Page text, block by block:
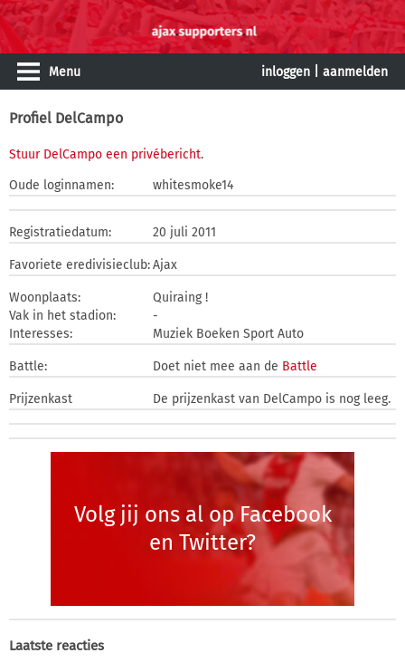
Menu inloggen aanmelden
Profiel DelCampo
Stuur DelCampo een privébericht.
Oude loginnamen:
whitesmoke14
Registratiedatum: 20 juli 2011
Favoriete eredivisieclub:Ajax
Woonplaats:
Quiraing !
Vak in het stadion:
-
Interesses:
Muziek Boeken Sport Auto
Battle: Doet niet mee aan de Battle
Prijzenkast De prijzenkast van DelCampo is nog leeg.
Volg jij ons al op Facebook
en Twitter?
Laatste reacties